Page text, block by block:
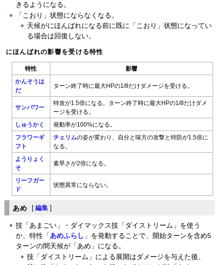
きるようになる。
「こおり」状態にならなくなる。
天候がにほんばれになる前に既に「こおり」状態になってい
る場合は回復しない。
にほんばれの影響を受ける特性
特性 影響
かんそうは
だ
ターン終了時に最大HPの1/8だけダメージを受ける。
サンパワー
特攻が1.5倍になる。ターン終了時に最大HPの1/8だけダメ
ージを受ける。
しゅうかく 発動率が100%になる。
フラワーギ
フト
チェリムの姿が変わり、自分と味方の攻撃と特防が1.5倍に
なる。
ようりょく
そ
素早さが2倍になる。
リーフガー
ド
状態異常にならない。
あめ [ 編集 ]
技「あまごい」・ダイマックス技「ダイストリーム」を使う
か、特性「 あめふらし 」を発動することで、開始ターンを含め5
ターンの間天候が「あめ」になる。
技「ダイストリーム」による展開はダメージを与えた後。